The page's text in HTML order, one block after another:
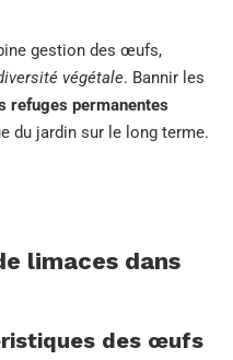
gestion des œufs,
végétale. Bannir les
refuges permanentes
du jardin sur le long terme.
limaces dans
des œufs